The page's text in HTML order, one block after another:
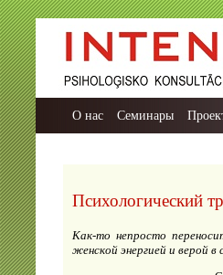
О нас Семинары
Как-то непросто
женской энергией и верой